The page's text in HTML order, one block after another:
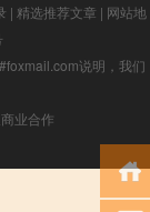
| 精选推荐文章 | 网站地
说明，我们
业合作